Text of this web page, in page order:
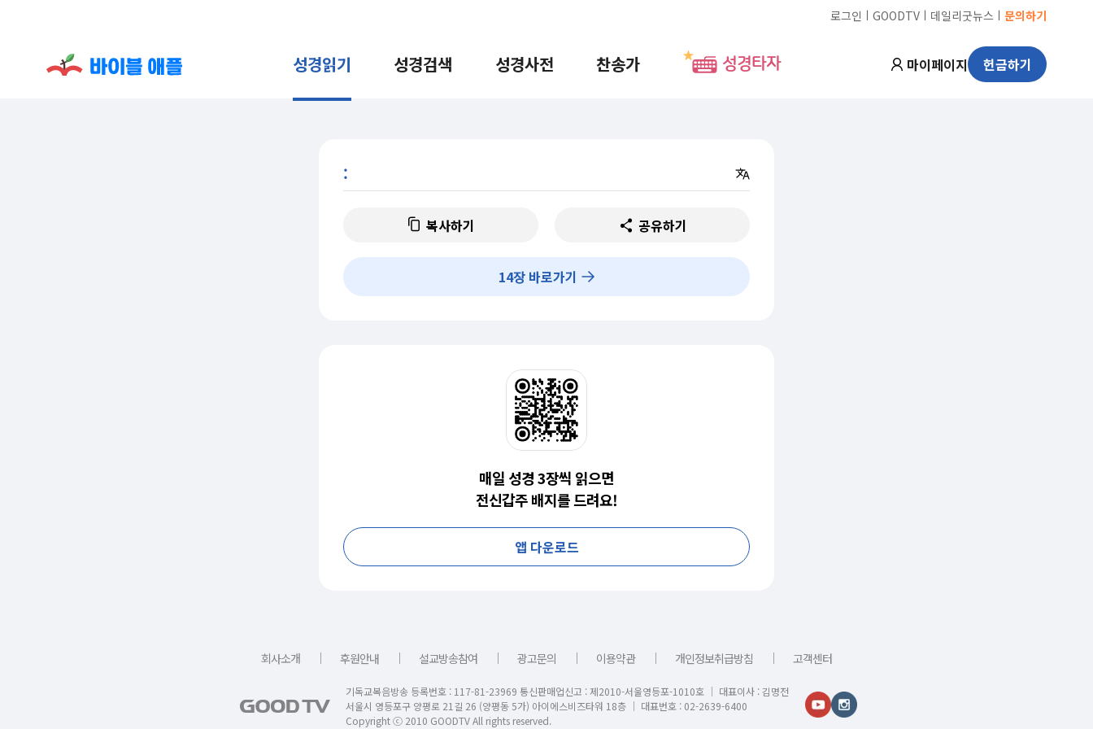
로그인 ㅣ GOODTV ㅣ 데일리굿뉴스 ㅣ 문의하기
성경읽기 성경검색 성경사전 찬송가 성경타자 마이페이지 헌금하기
:
복사하기 공유하기
14장 바로가기
매일 성경 3장씩 읽으면
전신갑주 배지를 드려요!
앱 다운로드
회사소개 ｜ 후원안내 ｜ 설교방송참여 ｜ 광고문의 ｜ 이용약관 ｜ 개인정보취급방침 ｜ 고객센터
기독교복음방송 등록번호 : 117-81-23969 통신판매업신고 : 제2010-서울영등포-1010호 │ 대표이사 : 김명전
서울시 영등포구 양평로 21길 26 (양평동 5가) 아이에스비즈타워 18층 │ 대표번호 : 02-2639-6400
Copyright ⓒ 2010 GOODTV All rights reserved.